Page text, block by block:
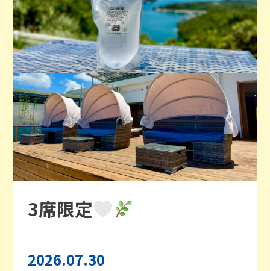
3席限定
2026.07.30